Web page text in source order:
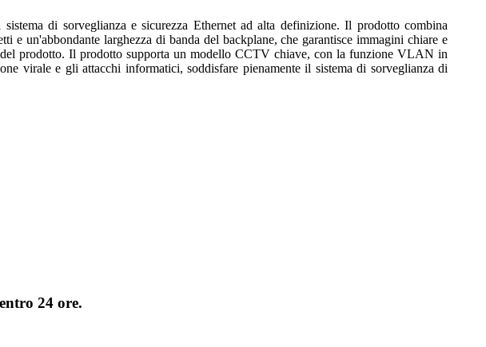
di sorveglianza e sicurezza Ethernet ad alta definizione. Il prodotto combina
e un'abbondante larghezza di banda del backplane, che garantisce immagini chiare e
prodotto. Il prodotto supporta un modello CCTV chiave, con la funzione VLAN in
virale e gli attacchi informatici, soddisfare pienamente il sistema di sorveglianza di
24 ore.